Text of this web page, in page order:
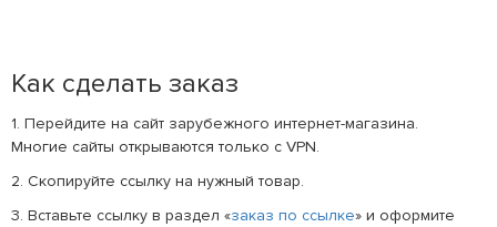
Как сделать заказ
1. Перейдите на сайт зарубежного интернет-магазина.
Многие сайты открываются только с VPN.
2. Скопируйте ссылку на нужный товар.
3. Вставьте ссылку в раздел «заказ по ссылке» и оформите